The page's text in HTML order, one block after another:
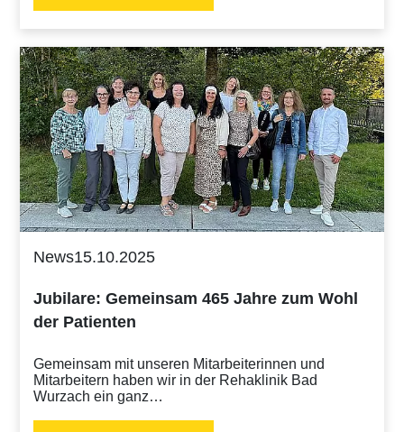
News15.10.2025
Jubilare: Gemeinsam 465 Jahre zum Wohl
der Patienten
Gemeinsam mit unseren Mitarbeiterinnen und
Mitarbeitern haben wir in der Rehaklinik Bad
Wurzach ein ganz…